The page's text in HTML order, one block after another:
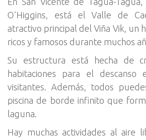
O'Higgins, está el Valle de
atractivo principal del Viña Vik, un
ricos y famosos durante muchos
Su estructura está hecha de
habitaciones para el descanso
visitantes. Además, todos
piscina de borde infinito que
laguna.
Hay muchas actividades al aire